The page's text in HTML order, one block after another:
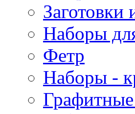
Заготовки
Наборы
Фетр
Наборы -